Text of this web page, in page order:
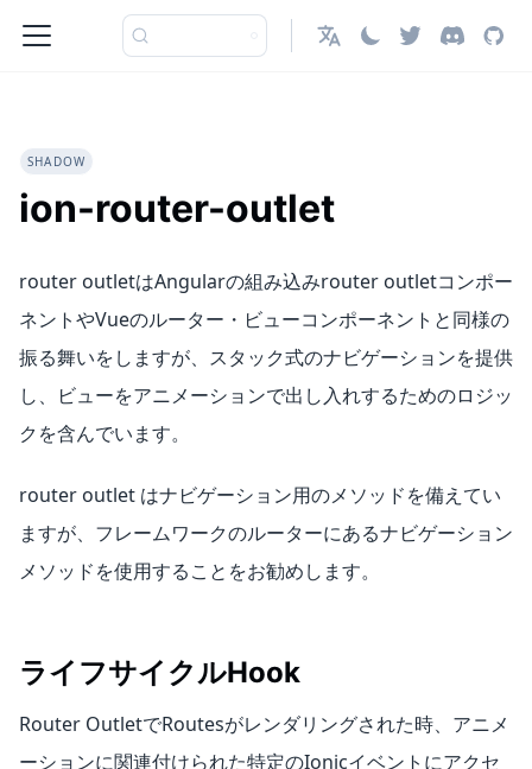
日本語
ion-router-outlet
SHADOW
router outletはAngularの組み込みrouter outletコンポー
ネントやVueのルーター・ビューコンポーネントと同様の
振る舞いをしますが、スタック式のナビゲーションを提供
し、ビューをアニメーションで出し入れするためのロジッ
クを含んでいます。
router outlet はナビゲーション用のメソッドを備えてい
ますが、フレームワークのルーターにあるナビゲーション
メソッドを使用することをお勧めします。
ライフサイクルHook
Router OutletでRoutesがレンダリングされた時、アニメ
ーションに関連付けられた特定のIonicイベントにアクセ